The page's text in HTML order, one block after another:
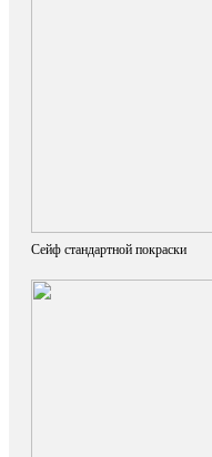
Сейф стандартной покраски